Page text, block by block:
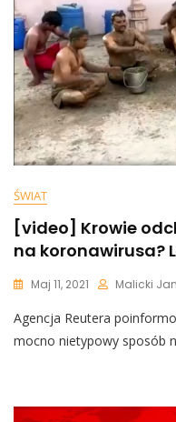
ŚWIAT
[video] Krowie
na koronawirusa?
Maj 11, 2021 Malicki Jan
Agencja Reutera
mocno nietypowy sposób